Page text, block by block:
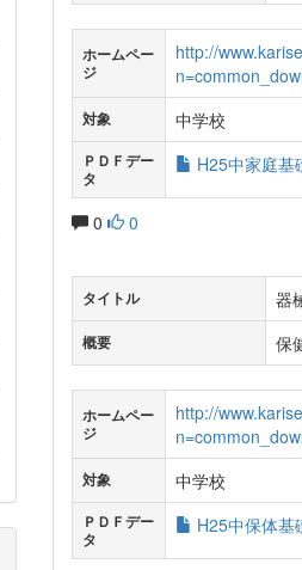
ホームペー
ジ
http://
対象 中学校
ＰＤＦデー
タ
H25中家庭基
0 0
タイトル 器
概要 保
ホームペー
ジ
http://
対象 中学校
ＰＤＦデー
タ
H25中保体基